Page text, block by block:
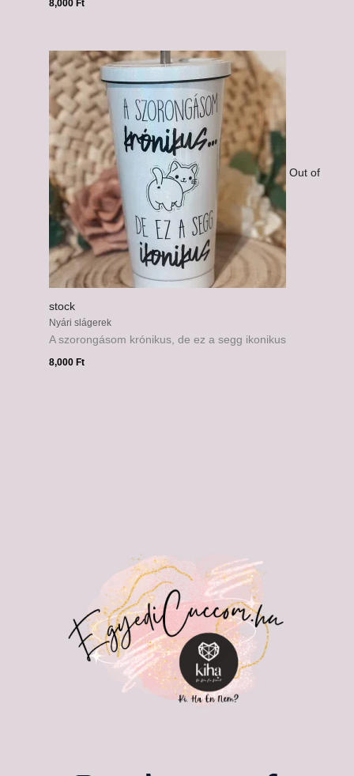
8,000 Ft
Out of
stock
Nyári slágerek
A szorongásom krónikus, de ez a segg ikonikus
8,000 Ft